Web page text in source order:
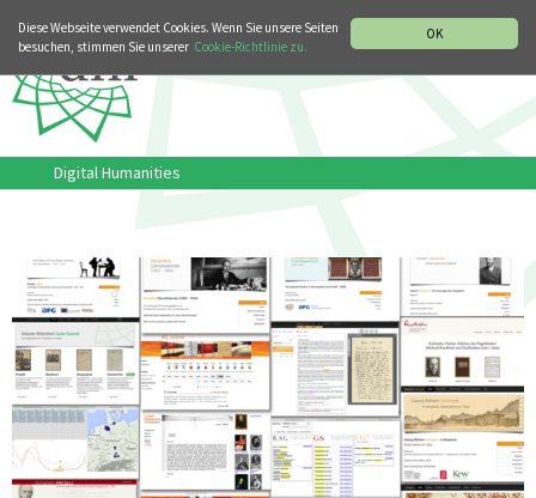
OK
Diese Webseite verwendet Cookies. Wenn Sie unsere Seiten
besuchen, stimmen Sie unserer Cookie-Richtlinie zu.
Digital Humanities